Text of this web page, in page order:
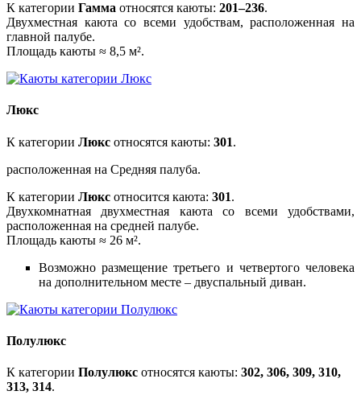
К категории Гамма относятся каюты: 201–236.
Двухместная каюта со всеми удобствам, расположенная на
главной палубе.
Площадь каюты ≈ 8,5 м².
Люкс
К категории Люкс относятся каюты: 301.
расположенная на Средняя палуба.
К категории Люкс относится каюта: 301.
Двухкомнатная двухместная каюта со всеми удобствами,
расположенная на средней палубе.
Площадь каюты ≈ 26 м².
Возможно размещение третьего и четвертого человека
на дополнительном месте – двуспальный диван.
Полулюкс
К категории Полулюкс относятся каюты: 302, 306, 309, 310,
313, 314.